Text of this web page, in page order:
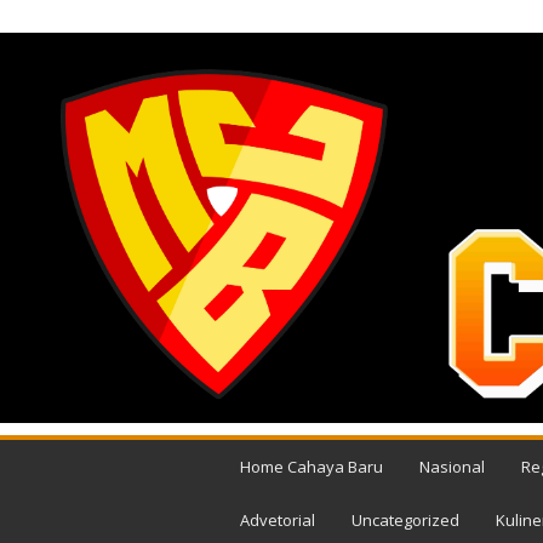
M
Home Cahaya Baru Nasional
Advetorial Uncategorized